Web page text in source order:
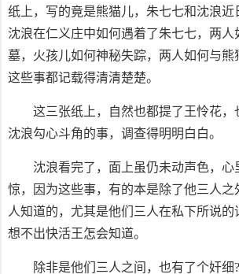
纸上，写的竟是熊猫儿，朱七七和沈浪近
沈浪在仁义庄中如何遇着了朱七七，两人
墓，火孩儿如何神秘失踪，两人如何与
这些事都记载得清清楚楚。
这三张纸上，自然也都提了王怜花，
沈浪勾心斗角的事，调查得明明白白。
沈浪看完了，面上虽仍未动声色，心
惊，因为这些事，有的本是除了他三人之
人知道的，尤其是他们三人在私下所说的
想不出快活王怎会知道。
除非是他们三人之间，也有了个奸细?